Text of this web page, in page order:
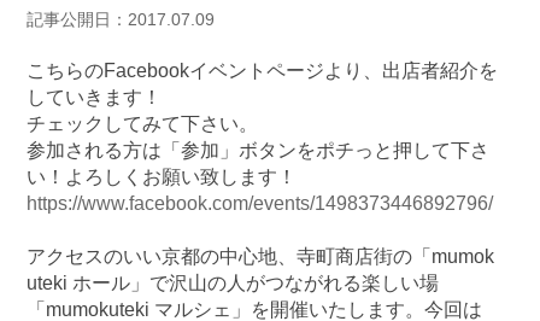
記事公開日：2017.07.09
こちらのFacebookイベントページより、出店者紹介を
していきます！
チェックしてみて下さい。
参加される方は「参加」ボタンをポチっと押して下さ
い！よろしくお願い致します！
https://www.facebook.com/events/1498373446892796/
アクセスのいい京都の中心地、寺町商店街の「mumok
uteki ホール」で沢山の人がつながれる楽しい場
「mumokuteki マルシェ」を開催いたします。今回は